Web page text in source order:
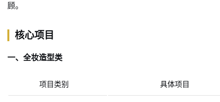
顾。
核心项目
一、全妆造型类
项目类别 具体项目